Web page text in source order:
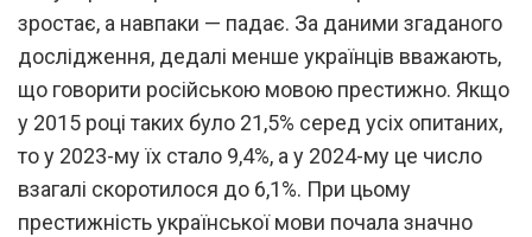
зростає, а навпаки — падає. За даними згаданого
дослідження, дедалі менше українців вважають,
що говорити російською мовою престижно. Якщо
у 2015 році таких було 21,5% серед усіх опитаних,
то у 2023-му їх стало 9,4%, а у 2024-му це число
взагалі скоротилося до 6,1%. При цьому
престижність української мови почала значно